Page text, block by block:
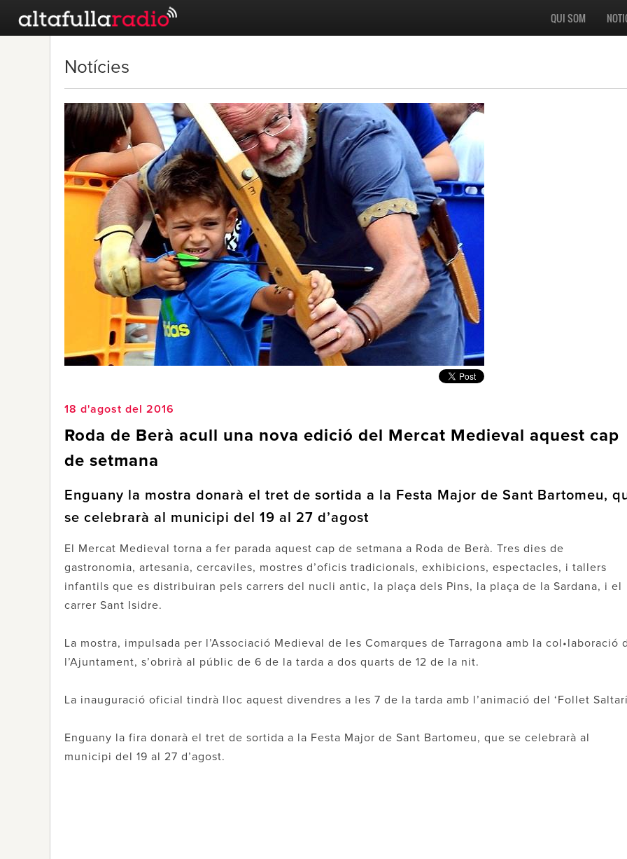
QUI SOM
Notícies
18 d'agost del 2016
Roda de Berà acull una nova edició del Mercat Medieval aquest cap
de setmana
Enguany la mostra donarà el tret de sortida a la Festa Major de Sant Bartomeu,
se celebrarà al municipi del 19 al 27 d’agost
El Mercat Medieval torna a fer parada aquest cap de setmana a Roda de Berà. Tres dies de
gastronomia, artesania, cercaviles, mostres d’oficis tradicionals, exhibicions, espectacles, i tallers
infantils que es distribuiran pels carrers del nucli antic, la plaça dels Pins, la plaça de la Sardana, i el
carrer Sant Isidre.
La mostra, impulsada per l’Associació Medieval de les Comarques de Tarragona amb la col•laboració
l’Ajuntament, s’obrirà al públic de 6 de la tarda a dos quarts de 12 de la nit.
La inauguració oficial tindrà lloc aquest divendres a les 7 de la tarda amb l’animació del ‘Follet
Enguany la fira donarà el tret de sortida a la Festa Major de Sant Bartomeu, que se celebrarà al
municipi del 19 al 27 d’agost.